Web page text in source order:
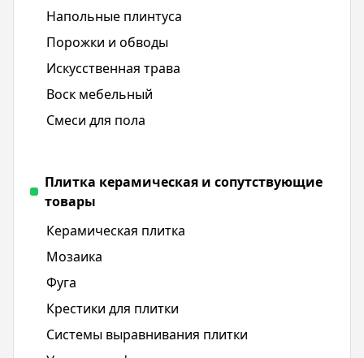
Напольные плинтуса
Порожки и обводы
Искусственная трава
Воск мебельный
Смеси для пола
Плитка керамическая и сопутствующие
товары
Керамическая плитка
Мозаика
Фуга
Крестики для плитки
Системы выравнивания плитки